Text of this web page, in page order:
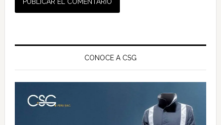
Barra
principal
CONOCE A CSG